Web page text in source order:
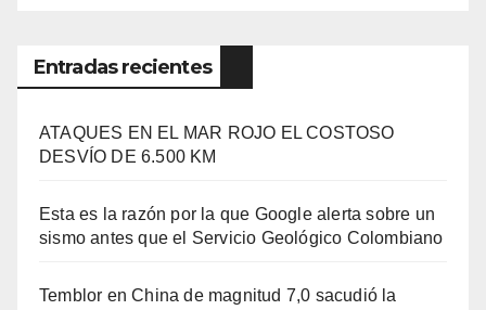
Entradas recientes
ATAQUES EN EL MAR ROJO EL COSTOSO
DESVÍO DE 6.500 KM
Esta es la razón por la que Google alerta sobre un
sismo antes que el Servicio Geológico Colombiano
Temblor en China de magnitud 7,0 sacudió la